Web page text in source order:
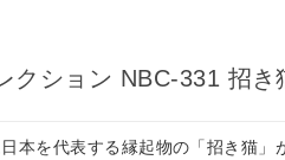
クション NBC-331 招き
本を代表する縁起物の「招き猫」